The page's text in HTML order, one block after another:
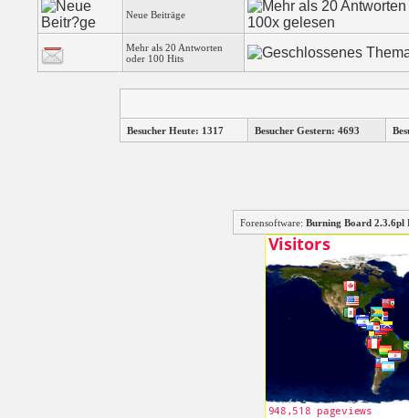
Neue Beiträge
Mehr als 20 Antworten
oder 100 Hits
Besucher Heute: 1317 Besucher Gestern: 4693
Forensoftware: Burning Board